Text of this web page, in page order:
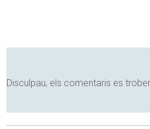
Disculpau, els comentaris es